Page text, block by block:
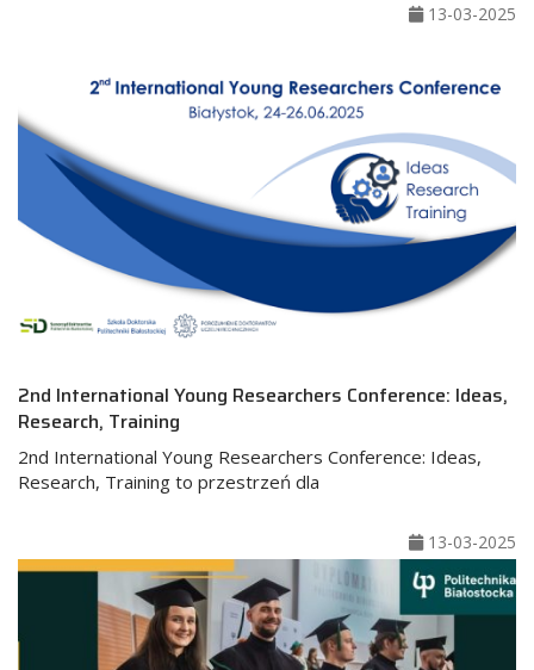
13-03-2025
2nd International Young Researchers Conference: Ideas,
Research, Training
2nd International Young Researchers Conference: Ideas,
Research, Training to przestrzeń dla
13-03-2025